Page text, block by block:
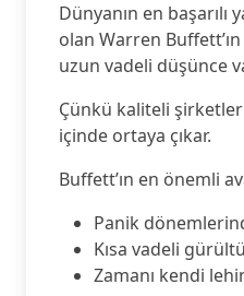
Dünyanın en başarılı
olan Warren
uzun vadeli düşünce
Çünkü kaliteli
içinde ortaya çıkar.
Buffett’ın en önemli
Panik
Kısa vadeli
Zamanı kendi